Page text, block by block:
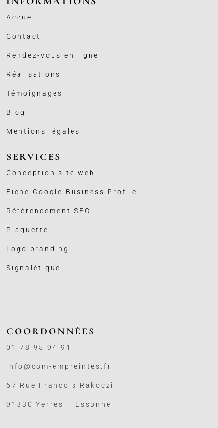
Accueil
Contact
Rendez-vous en ligne
Réalisations
Témoignages
Blog
Mentions légales
SERVICES
Conception site web
Fiche Google Business Profile
Référencement SEO
Plaquette
Logo branding
Signalétique
COORDONNÉES
01 78 95 94 91
info@com-empreintes.fr
67 Rue François Rakoczi
91330 Yerres – Essonne